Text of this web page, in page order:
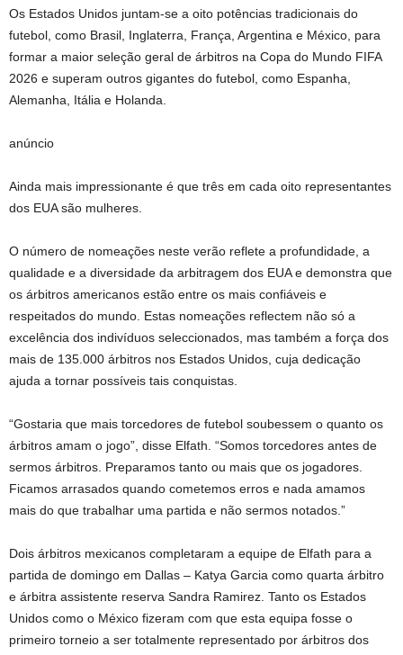
Os Estados Unidos juntam-se a oito potências tradicionais do
futebol, como Brasil, Inglaterra, França, Argentina e México, para
formar a maior seleção geral de árbitros na Copa do Mundo FIFA
2026 e superam outros gigantes do futebol, como Espanha,
Alemanha, Itália e Holanda.
anúncio
Ainda mais impressionante é que três em cada oito representantes
dos EUA são mulheres.
O número de nomeações neste verão reflete a profundidade, a
qualidade e a diversidade da arbitragem dos EUA e demonstra que
os árbitros americanos estão entre os mais confiáveis ​​e
respeitados do mundo. Estas nomeações reflectem não só a
excelência dos indivíduos seleccionados, mas também a força dos
mais de 135.000 árbitros nos Estados Unidos, cuja dedicação
ajuda a tornar possíveis tais conquistas.
“Gostaria que mais torcedores de futebol soubessem o quanto os
árbitros amam o jogo”, disse Elfath. “Somos torcedores antes de
sermos árbitros. Preparamos tanto ou mais que os jogadores.
Ficamos arrasados ​​quando cometemos erros e nada amamos
mais do que trabalhar uma partida e não sermos notados.”
Dois árbitros mexicanos completaram a equipe de Elfath para a
partida de domingo em Dallas – Katya Garcia como quarta árbitro
e árbitra assistente reserva Sandra Ramirez. Tanto os Estados
Unidos como o México fizeram com que esta equipa fosse o
primeiro torneio a ser totalmente representado por árbitros dos